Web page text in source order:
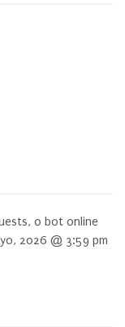
0 bot online
2026 @ 3:59 pm